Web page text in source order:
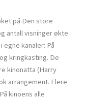
på Den store
antall visninger økte
egne kanaler: På
kringkasting. De
kinonatta (Harry
arrangement. Flere
kinoens alle